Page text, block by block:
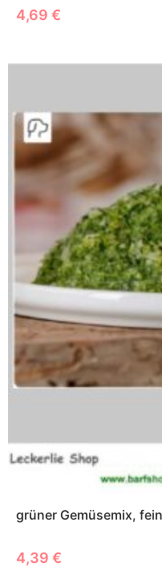
4,69 €
grüner Gemüsemix,
4,39 €